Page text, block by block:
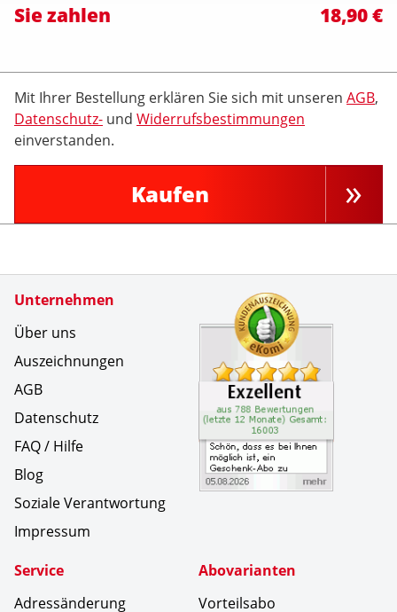
Sie zahlen 18,90 €
Mit Ihrer Bestellung erklären Sie sich mit unseren AGB,
Datenschutz- und Widerrufsbestimmungen
einverstanden.
Kaufen
Unternehmen
Über uns
Auszeichnungen
AGB
Datenschutz
FAQ / Hilfe
Blog
Soziale Verantwortung
Impressum
Service
Adressänderung
Abovarianten
Vorteilsabo
Zertifikate